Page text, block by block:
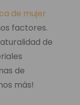
de mujer
factores.
de
de
más!